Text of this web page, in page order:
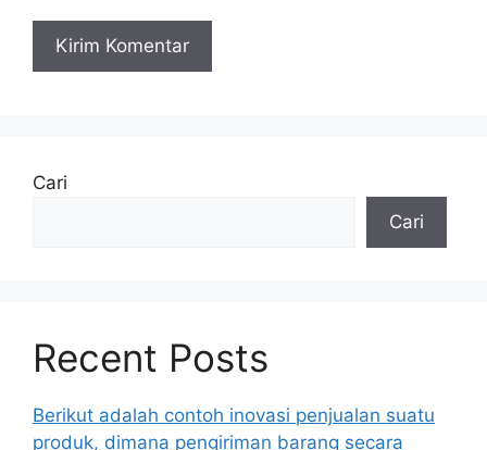
Cari
Cari
Recent Posts
Berikut adalah contoh inovasi penjualan suatu
produk, dimana pengiriman barang secara